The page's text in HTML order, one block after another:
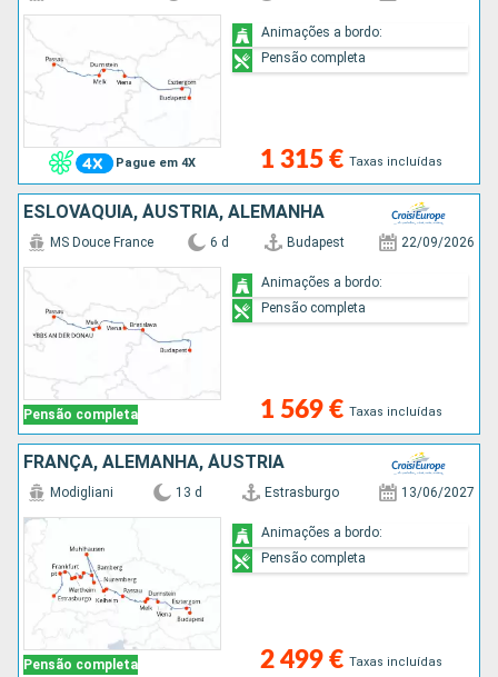
Pague em 4X 1 315 € Taxas incluídas
Animações a bordo:
Pensão completa
ESLOVÁQUIA, ÁUSTRIA, ALEMANHA
Pensão completa
MS Douce France 6 d Budapest 22/09/2026
1 569 € Taxas incluídas
Animações a bordo:
Pensão completa
FRANÇA, ALEMANHA, ÁUSTRIA
Pensão completa
Modigliani 13 d Estrasburgo 13/06/2027
2 499 € Taxas incluídas
Animações a bordo:
Pensão completa